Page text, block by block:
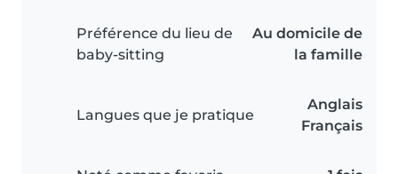
Préférence du lieu de
baby-sitting
Au domicile de
la famille
Langues que je pratique
Anglais
Français